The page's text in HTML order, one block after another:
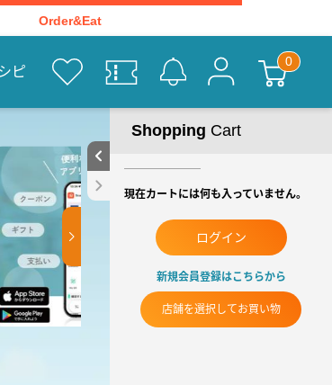
Order&Eat
ピ
Shopping Cart
現在カートには何も入っていません。
ログイン
新規会員登録はこちらから
店舗を選択してお買い物